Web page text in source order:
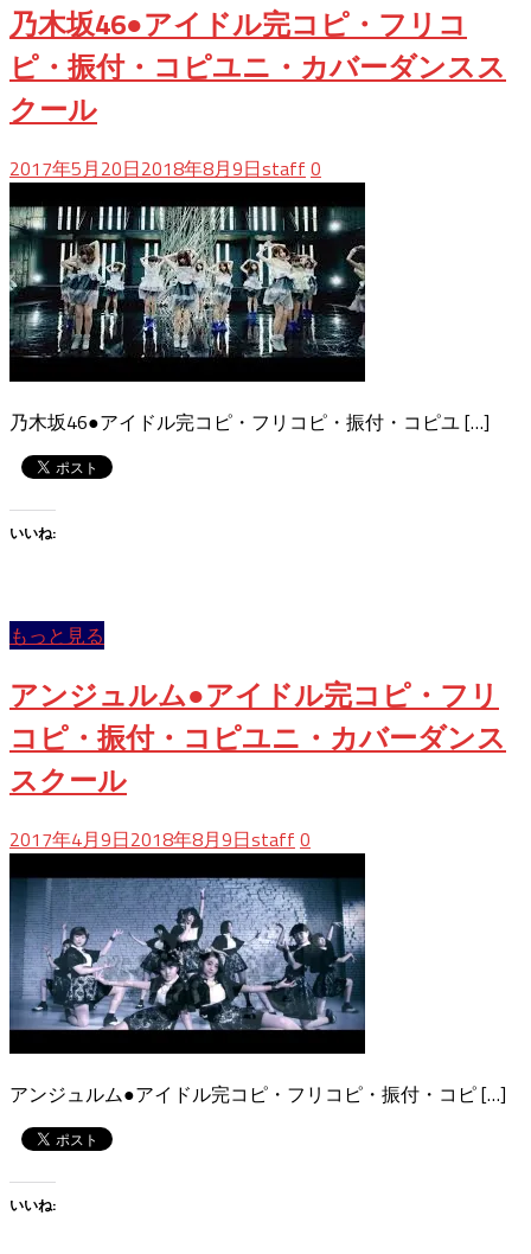
乃木坂46●アイドル完コピ・フリコ
ピ・振付・コピユニ・カバーダンスス
クール
2017年5月20日2018年8月9日staff 0
乃木坂46●アイドル完コピ・フリコピ・振付・コピユ […]
いいね:
もっと見る
アンジュルム●アイドル完コピ・フリ
コピ・振付・コピユニ・カバーダンス
スクール
2017年4月9日2018年8月9日staff 0
アンジュルム●アイドル完コピ・フリコピ・振付・コピ […]
いいね: